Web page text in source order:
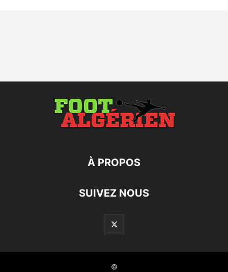
À PROPOS
SUIVEZ NOUS
©